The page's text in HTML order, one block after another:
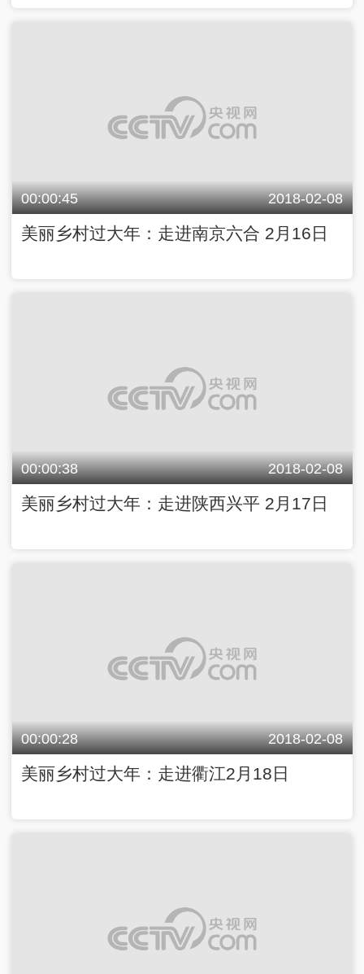
00:00:45 2018-02-08
美丽乡村过大年：走进南京六合 2月16日
00:00:38 2018-02-08
美丽乡村过大年：走进陕西兴平 2月17日
00:00:28 2018-02-08
美丽乡村过大年：走进衢江2月18日